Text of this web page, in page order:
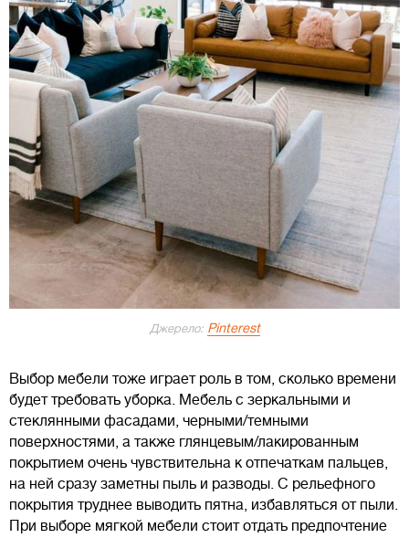
Джерело: Pinterest
Выбор мебели тоже играет роль в том, сколько времени
будет требовать уборка. Мебель с зеркальными и
стеклянными фасадами, черными/темными
поверхностями, а также глянцевым/лакированным
покрытием очень чувствительна к отпечаткам пальцев,
на ней сразу заметны пыль и разводы. С рельефного
покрытия труднее выводить пятна, избавляться от пыли.
При выборе мягкой мебели стоит отдать предпочтение